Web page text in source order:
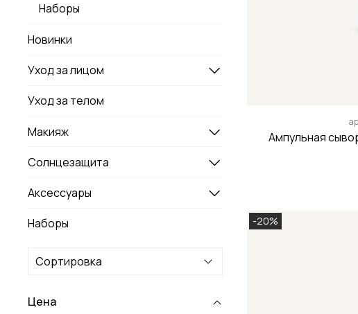
Ампульная
-20%
Наборы
Новинки
Уход за лицом
Уход за телом
Макияж
Солнцезащита
Аксессуары
Наборы
Цена